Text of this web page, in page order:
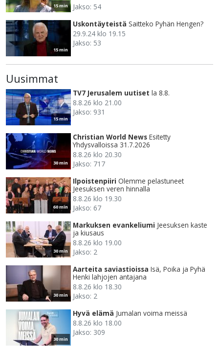
15 min
Jakso: 54
15 min
Uskontäyteistä Saitteko Pyhän Hengen?
29.9.24 klo 19.15
Jakso: 53
Uusimmat
15 min
TV7 Jerusalem uutiset la 8.8.
8.8.26 klo 21.00
Jakso: 931
30 min
Christian World News Esitetty
Yhdysvalloissa 31.7.2026
8.8.26 klo 20.30
Jakso: 717
60 min
Ilpoistenpiiri Olemme pelastuneet
Jeesuksen veren hinnalla
8.8.26 klo 19.30
Jakso: 67
30 min
Markuksen evankeliumi Jeesuksen kaste
ja kiusaus
8.8.26 klo 19.00
Jakso: 2
30 min
Aarteita saviastioissa Isä, Poika ja Pyhä
Henki lahjojen antajana
8.8.26 klo 18.30
Jakso: 2
30 min
Hyvä elämä Jumalan voima meissä
8.8.26 klo 18.00
Jakso: 309